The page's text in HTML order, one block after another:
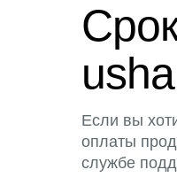
Если вы
оплаты
службе